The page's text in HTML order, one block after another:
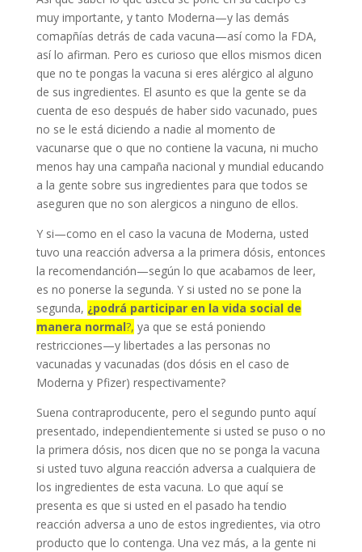
componentede esta vacuna
muy importante, y tanto Moderna—y las demás
comapñías detrás de cada vacuna—así como la FDA,
así lo afirman. Pero es curioso que ellos mismos dicen
que no te pongas la vacuna si eres alérgico al alguno
de sus ingredientes. El asunto es que la gente se da
cuenta de eso después de haber sido vacunado, pues
no se le está diciendo a nadie al momento de
vacunarse que o que no contiene la vacuna, ni mucho
menos hay una campaña nacional y mundial educando
a la gente sobre sus ingredientes para que todos se
aseguren que no son alergicos a ninguno de ellos.
Y si—como en el caso la vacuna de Moderna, usted
tuvo una reacción adversa a la primera dósis, entonces
la recomendanción—según lo que acabamos de leer,
es no ponerse la segunda. Y si usted no se pone la
segunda, ¿podrá participar en la vida social de
manera normal?, ya que se está poniendo
restricciones—y libertades a las personas no
vacunadas y vacunadas (dos dósis en el caso de
Moderna y Pfizer) respectivamente?
Suena contraproducente, pero el segundo punto aquí
presentado, independientemente si usted se puso o no
la primera dósis, nos dicen que no se ponga la vacuna
si usted tuvo alguna reacción adversa a cualquiera de
los ingredientes de esta vacuna. Lo que aquí se
presenta es que si usted en el pasado ha tendio
reacción adversa a uno de estos ingredientes, via otro
producto que lo contenga. Una vez más, a la gente ni